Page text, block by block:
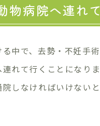
物病院へ連れ
中で、去勢・不妊手
れて行くことになり
しなければいけない